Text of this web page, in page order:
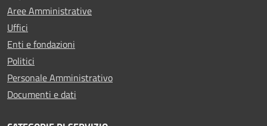
Aree Amministrative
Uffici
Enti e fondazioni
Politici
Personale Amministrativo
Documenti e dati